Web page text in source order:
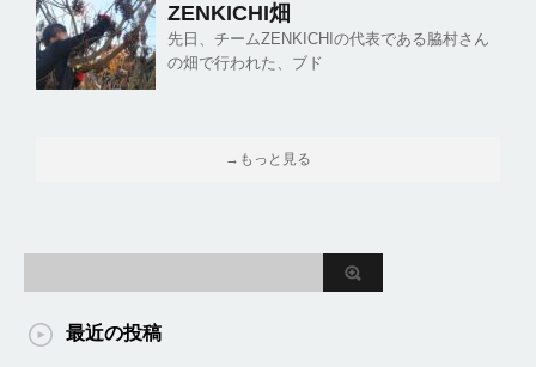
ZENKICHI畑
先日、チームZENKICHIの代表である脇村さん
の畑で行われた、ブド
→もっと見る
最近の投稿